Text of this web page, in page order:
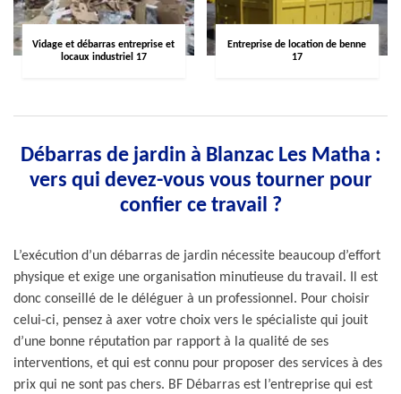
Vidage et débarras entreprise et
locaux industriel 17
Entreprise de location de benne
17
Débarras de jardin à Blanzac Les Matha :
vers qui devez-vous vous tourner pour
confier ce travail ?
L’exécution d’un débarras de jardin nécessite beaucoup d’effort
physique et exige une organisation minutieuse du travail. Il est
donc conseillé de le déléguer à un professionnel. Pour choisir
celui-ci, pensez à axer votre choix vers le spécialiste qui jouit
d’une bonne réputation par rapport à la qualité de ses
interventions, et qui est connu pour proposer des services à des
prix qui ne sont pas chers. BF Débarras est l’entreprise qui est